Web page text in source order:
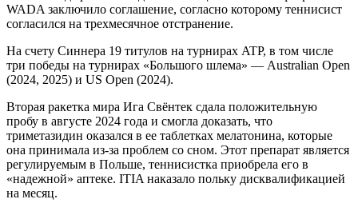
WADA заключило соглашение, согласно которому теннисист
согласился на трехмесячное отстранение.
На счету Синнера 19 титулов на турнирах ATP, в том числе
три победы на турнирах «Большого шлема» — Australian Open
(2024, 2025) и US Open (2024).
Вторая ракетка мира Ига Свёнтек сдала положительную
пробу в августе 2024 года и смогла доказать, что
триметазидин оказался в ее таблетках мелатонина, которые
она принимала из-за проблем со сном. Этот препарат является
регулируемым в Польше, теннисистка приобрела его в
«надежной» аптеке. ITIA наказало польку дисквалификацией
на месяц.